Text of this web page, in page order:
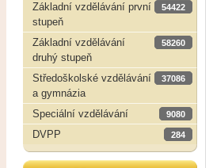
Základní vzdělávání první
stupeň
54422
Základní vzdělávání
druhý stupeň
58260
Středoškolské vzdělávání
a gymnázia
37086
Speciální vzdělávání 9080
DVPP 284